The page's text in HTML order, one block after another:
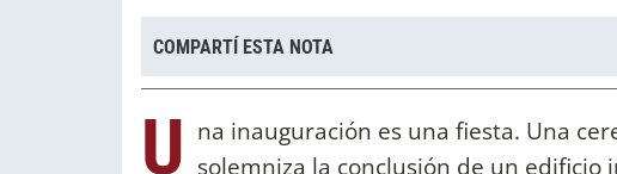
COMPARTÍ ESTA NOTA
U na inauguración es una fiesta. Una
solemniza la conclusión de un